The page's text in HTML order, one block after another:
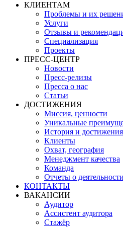
КЛИЕНТАМ
Проблемы и их
Услуги
Отзывы и
Специализация
Проекты
ПРЕСС-ЦЕНТР
Новости
Пресс-релизы
Пресса о нас
Статьи
ДОСТИЖЕНИЯ
Миссия, ценности
Уникальные
История и достижения
Клиенты
Охват, география
Менеджмент качества
Команда
Отчеты о деятельности
КОНТАКТЫ
ВАКАНСИИ
Аудитор
Ассистент аудитора
Стажёр